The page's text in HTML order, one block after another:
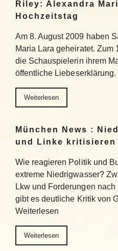
Riley: Alexandra
Hochzeitstag
Am 8. August 2009 haben
Maria Lara geheiratet. Zum
die Schauspielerin ihrem
öffentliche Liebeserklärung.
Weiterlesen
München News :
und Linke kritisieren
Wie reagieren Politik und
extreme Niedrigwasser?
Lkw und Forderungen
gibt es deutliche Kritik von
Weiterlesen
Weiterlesen